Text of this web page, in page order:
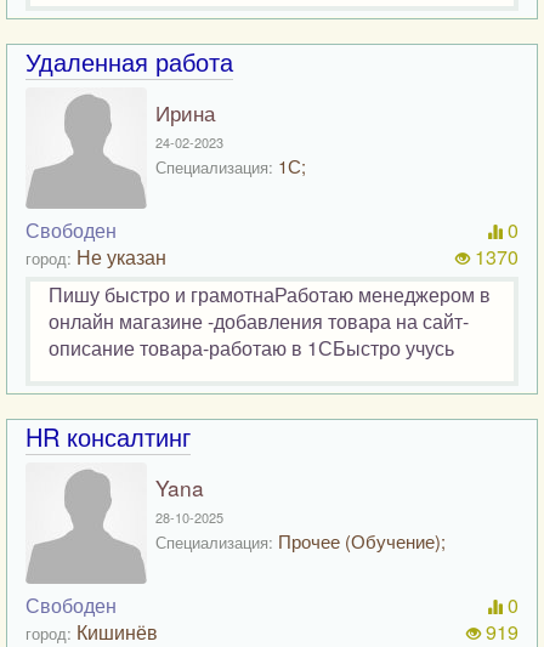
Удаленная работа
Ирина
24-02-2023
Специализация: 1С;
Свободен
город: Не указан
0
1370
Пишу быстро и грамотнаРаботаю менеджером в
онлайн магазине -добавления товара на сайт-
описание товара-работаю в 1СБыстро учусь
HR консалтинг
Yana
28-10-2025
Специализация: Прочее (Обучение);
Свободен
город: Кишинёв
0
919